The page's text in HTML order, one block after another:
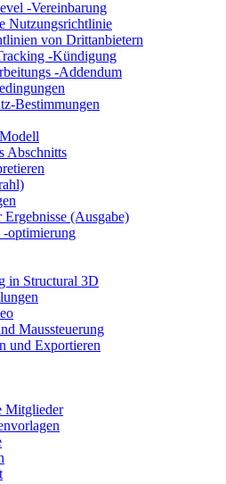
-Vereinbarung
Nutzungsrichtlinie
von Drittanbietern
-Kündigung
-Addendum
Bestimmungen
Abschnitts
(Ausgabe)
-optimierung
in Structural 3D
Maussteuerung
und Exportieren
Mitglieder